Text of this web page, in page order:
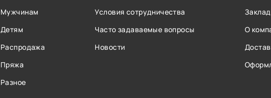
Мужчинам
Детям
Распродажа
Пряжа
Разное
Условия сотрудничества
Часто задаваемые вопросы
Новости
О